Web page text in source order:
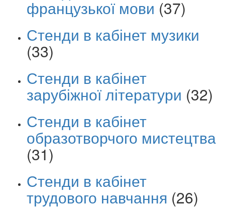
французької мови (37)
Стенди в кабінет музики
(33)
Стенди в кабінет
зарубіжної літератури (32)
Стенди в кабінет
образотворчого мистецтва
(31)
Стенди в кабінет
трудового навчання (26)